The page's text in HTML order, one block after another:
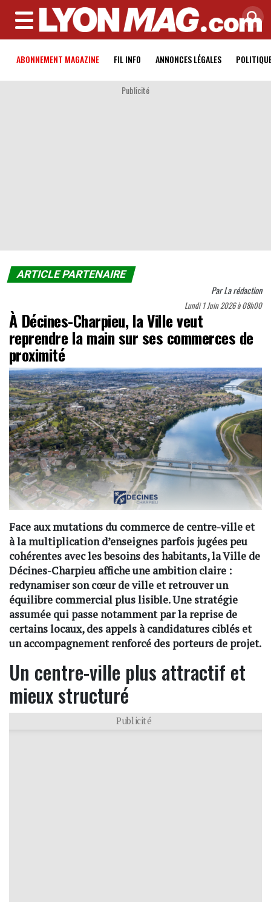
MENU
ABONNEMENT MAGAZINE FIL INFO ANNONCES LÉGALES
Publicité
ARTICLE PARTENAIRE
ParLa rédaction
Lundi 1 Juin 2026 à 08h00
À Décines-Charpieu, la Ville veut
reprendre la main sur ses commerces de
proximité
Face aux mutations du commerce de centre-ville et
à la multiplication d’enseignes parfois jugées peu
cohérentes avec les besoins des habitants, la Ville de
Décines-Charpieu affiche une ambition claire :
redynamiser son cœur de ville et retrouver un
équilibre commercial plus lisible. Une stratégie
assumée qui passe notamment par la reprise de
certains locaux, des appels à candidatures ciblés et
un accompagnement renforcé des porteurs de projet.
Un centre-ville plus attractif et
mieux structuré
Publicité